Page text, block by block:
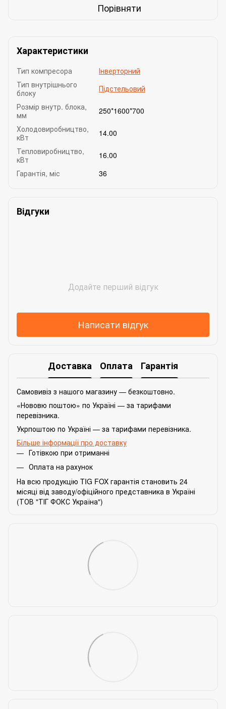
Порівняти
Характеристики
Тип компресора
Інверторний
Тип внутрішнього
блоку
Підстельовий
Розмір внутр. блока,
мм
250*1600*700
Холодовиробництво,
кВт
14.00
Тепловиробництво,
кВт
16.00
Гарантія, міс
36
Відгуки
Додайте перший відгук
Написати відгук
Доставка Оплата Гарантія
Самовивіз з нашого магазину — безкоштовно.
«Нововю поштою» по Україні — за тарифами
перевізника.
Укрпоштою по Україні — за тарифами перевізника.
Більше інформації про доставку
Готівкою при отриманні
Оплата на рахунок
На всю продукцію TIG FOX гарантія становить 24
місяці від заводу/офіційного представника в Україні
(ТОВ "ТІГ ФОКС Україна")